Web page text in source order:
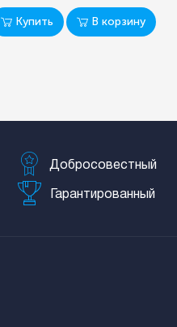
Купить В корзину
Добросовестный
Гарантированный